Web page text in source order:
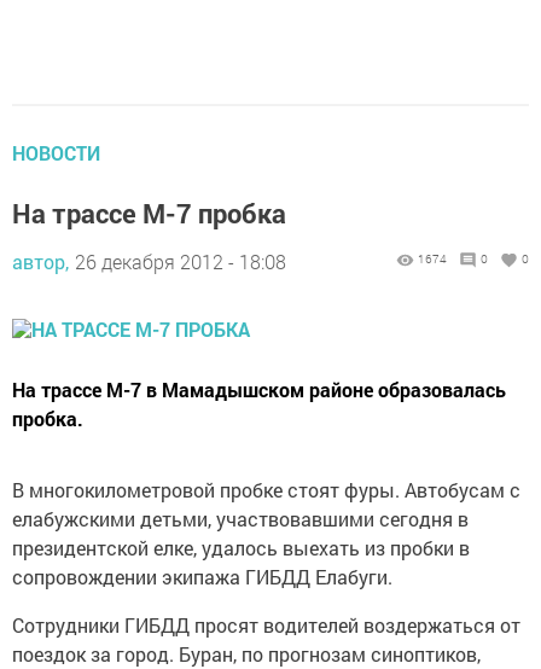
НОВОСТИ
На трассе М-7 пробка
автор, 26 декабря 2012 - 18:08 1674 0 0
На трассе М-7 в Мамадышском районе образовалась
пробка.
В многокилометровой пробке стоят фуры. Автобусам с
елабужскими детьми, участвовавшими сегодня в
президентской елке, удалось выехать из пробки в
сопровождении экипажа ГИБДД Елабуги.
Сотрудники ГИБДД просят водителей воздержаться от
поездок за город. Буран, по прогнозам синоптиков,